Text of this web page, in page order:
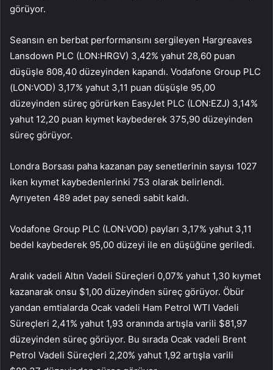
görüyor.
Seansın en berbat performansını sergileyen Hargreaves
Lansdown PLC (LON:HRGV) 3,42% yahut 28,60 puan
düşüşle 808,40 düzeyinden kapandı. Vodafone Group PLC
(LON:VOD) 3,17% yahut 3,11 puan düşüşle 95,00
düzeyinden süreç görürken EasyJet PLC (LON:EZJ) 3,14%
yahut 12,20 puan kıymet kaybederek 375,90 düzeyinden
süreç görüyor.
Londra Borsası paha kazanan pay senetlerinin sayısı 1027
iken kıymet kaybedenlerinki 753 olarak belirlendi.
Ayrıyeten 489 adet pay senedi sabit kaldı.
Vodafone Group PLC (LON:VOD) payları 3,17% yahut 3,11
bedel kaybederek 95,00 düzeyi ile en düşüğüne geriledi.
Aralık vadeli Altın Vadeli Süreçleri 0,07% yahut 1,30 kıymet
kazanarak onsu $1,00 düzeyinden süreç görüyor. Öbür
yandan emtialarda Ocak vadeli Ham Petrol WTI Vadeli
Süreçleri 2,41% yahut 1,93 oranında artışla varili $81,97
düzeyinden süreç görüyor. Bu sırada Ocak vadeli Brent
Petrol Vadeli Süreçleri 2,20% yahut 1,92 artışla varili